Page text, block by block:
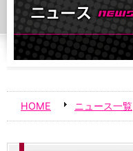
HOME ニュース一覧